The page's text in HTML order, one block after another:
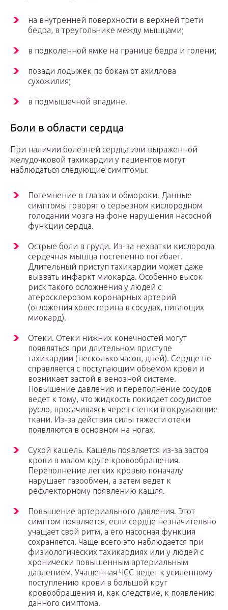
на внутренней поверхности в верхней трети
бедра, в треугольнике между мышцами;
в подколенной ямке на границе бедра и голени;
позади лодыжек по бокам от ахиллова
сухожилия;
в подмышечной впадине.
Боли в области сердца
При наличии болезней сердца или выраженной
желудочковой тахикардии у пациентов могут
наблюдаться следующие симптомы:
Потемнение в глазах и обмороки. Данные
симптомы говорят о серьезном кислородном
голодании мозга на фоне нарушения насосной
функции сердца.
Острые боли в груди. Из-за нехватки кислорода
сердечная мышца постепенно погибает.
Длительный приступ тахикардии может даже
вызвать инфаркт миокарда. Особенно высок
риск такого осложнения у людей с
атеросклерозом коронарных артерий
(отложения холестерина в сосудах, питающих
миокард).
Отеки. Отеки нижних конечностей могут
появляться при длительном приступе
тахикардии (несколько часов, дней). Сердце не
справляется с поступающим объемом крови и
возникает застой в венозной системе.
Повышение давления и переполнение сосудов
ведет к тому, что жидкость покидает сосудистое
русло, просачиваясь через стенки в окружающие
ткани. Из-за действия силы тяжести отеки
появляются в основном на ногах.
Сухой кашель. Кашель появляется из-за застоя
крови в малом круге кровообращения.
Переполнение легких кровью поначалу
нарушает газообмен, а затем ведет к
рефлекторному появлению кашля.
Повышение артериального давления. Этот
симптом появляется, если сердце незначительно
учащает свой ритм, а его насосная функция
сохраняется. Чаще всего это наблюдается при
физиологических тахикардиях или у людей с
хронически повышенным артериальным
давлением. Учащенная ЧСС ведет к усиленному
поступлению крови в большой круг
кровообращения и, как следствие, к появлению
данного симптома.